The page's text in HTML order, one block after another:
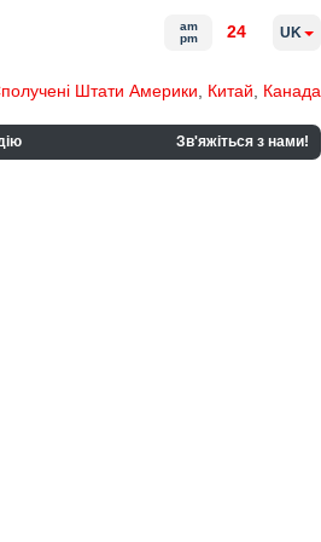
Штати Америки Китай Канада
Зв'яжіться з нами!
am
pm
24 UK